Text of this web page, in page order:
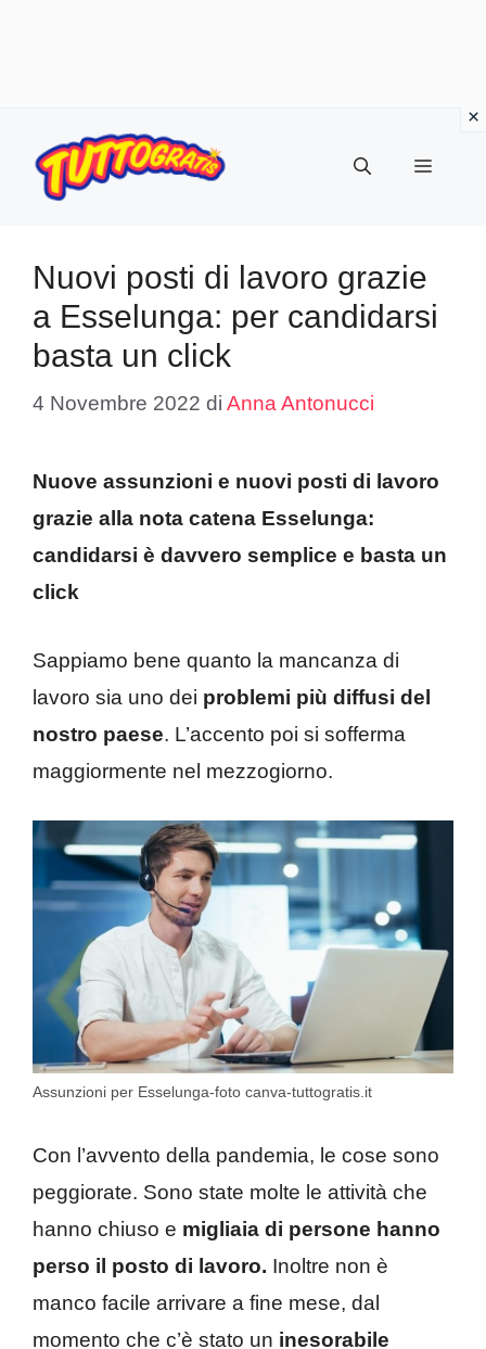
contenuto
Menu
Nuovi posti di lavoro grazie
a Esselunga: per candidarsi
basta un click
4 Novembre 2022 di Anna Antonucci
Nuove assunzioni e nuovi posti di lavoro
grazie alla nota catena Esselunga:
candidarsi è davvero semplice e basta un
click
Sappiamo bene quanto la mancanza di
lavoro sia uno dei problemi più diffusi del
nostro paese. L’accento poi si sofferma
maggiormente nel mezzogiorno.
Assunzioni per Esselunga-foto canva-tuttogratis.it
Con l’avvento della pandemia, le cose sono
peggiorate. Sono state molte le attività che
hanno chiuso e migliaia di persone hanno
perso il posto di lavoro. Inoltre non è
manco facile arrivare a fine mese, dal
momento che c’è stato un inesorabile